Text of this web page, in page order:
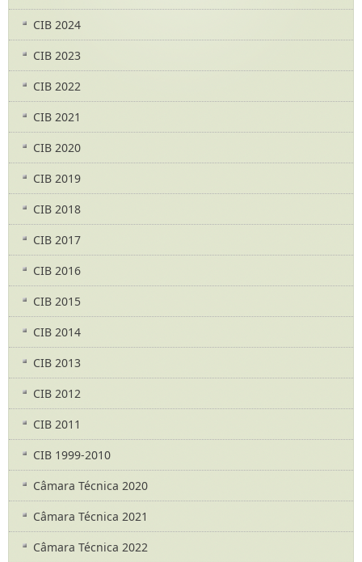
CIB 2024
CIB 2023
CIB 2022
CIB 2021
CIB 2020
CIB 2019
CIB 2018
CIB 2017
CIB 2016
CIB 2015
CIB 2014
CIB 2013
CIB 2012
CIB 2011
CIB 1999-2010
Câmara Técnica 2020
Câmara Técnica 2021
Câmara Técnica 2022